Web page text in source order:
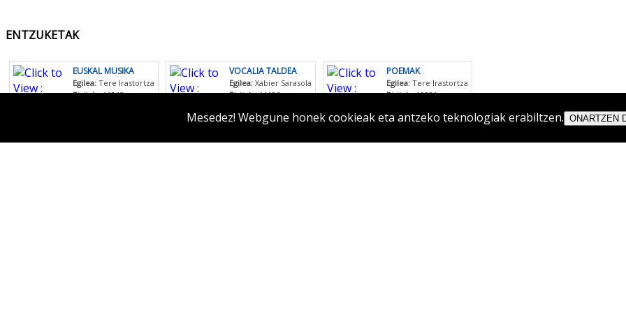
ENTZUKETAK
EUSKAL MUSIKA
Egilea: Tere Irastortza
Bisitak :11245
VOCALIA TALDEA
Egilea: Xabier Sarasola
Bisitak :11196
POEMAK
Egilea: Tere Irastortza
Bisitak :10931
Mesedez! Webgune honek cookieak eta antzeko teknologiak erabiltzen. ONARTZEN